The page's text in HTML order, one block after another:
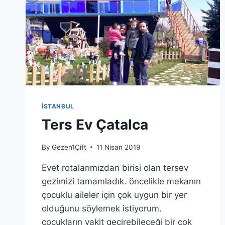
İSTANBUL
Ters Ev Çatalca
By Gezen1Çift 11 Nisan 2019
Evet rotalarımızdan birisi olan tersev
gezimizi tamamladık. öncelikle mekanın
çocuklu aileler için çok uygun bir yer
olduğunu söylemek istiyorum.
çocukların vakit geçirebileceği bir çok